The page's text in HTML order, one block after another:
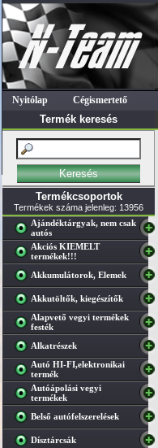
Nyitólap Cégismertető
Termék keresés
Termékcsoportok
Termékek száma jelenleg: 13956
Ajándéktárgyak, nem csak
autós
Akciós KIEMELT
termékek!!!
Akkumulátorok, Elemek
Akkutöltők, kiegészítők
Alapvető vegyi termékek
festék
Alkatrészek
Autó HI-FI,elektronikai
termék
Autóápolási vegyi
termékek
Belső autófelszerelések
Dísztárcsák